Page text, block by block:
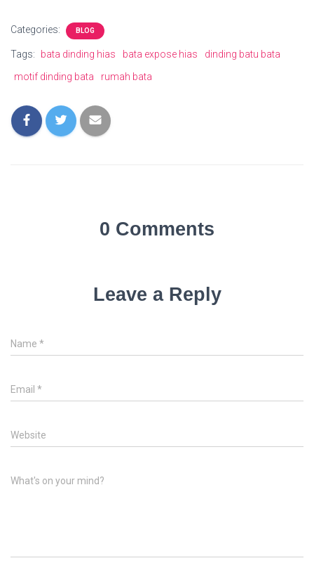
Categories: BLOG
Tags: bata dinding hias bata expose hias
dinding batu bata
motif dinding bata
rumah bata
0 Comments
Leave a Reply
Name *
Email *
Website
What's on your mind?